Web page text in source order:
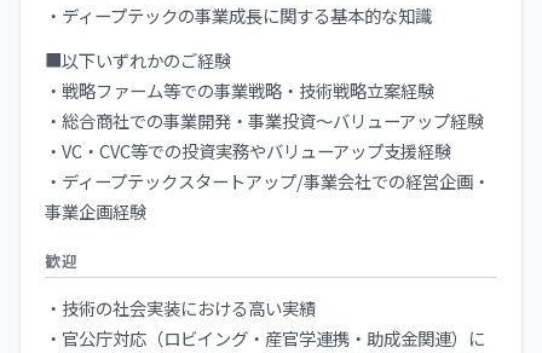
・ディープテックの事業成長に関する基本的な知識
■以下いずれかのご経験
・戦略ファーム等での事業戦略・技術戦略立案経験
・総合商社での事業開発・事業投資～バリューアップ経験
・VC・CVC等での投資実務やバリューアップ支援経験
・ディープテックスタートアップ/事業会社での経営企画・
事業企画経験
歓迎
・技術の社会実装における高い実績
・官公庁対応（ロビイング・産官学連携・助成金関連）に